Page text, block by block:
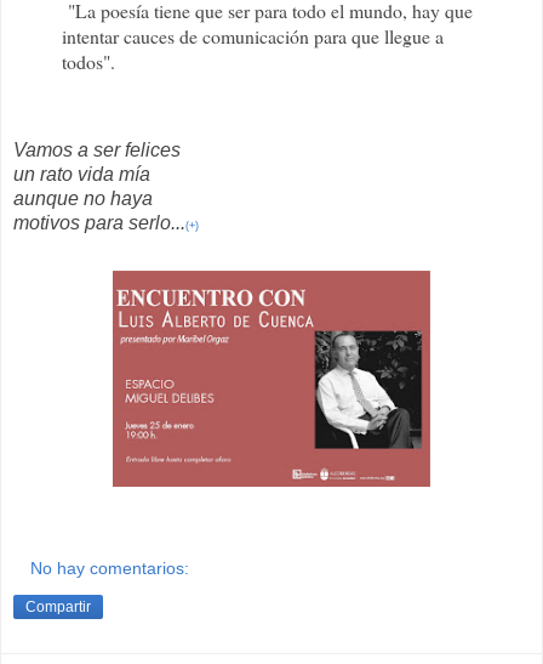
"La poesía tiene que ser para todo el mundo, hay que
intentar cauces de comunicación para que llegue a
todos".
Vamos a ser felices
un rato vida mía
aunque no haya
motivos para serlo...(+)
No hay comentarios:
Compartir